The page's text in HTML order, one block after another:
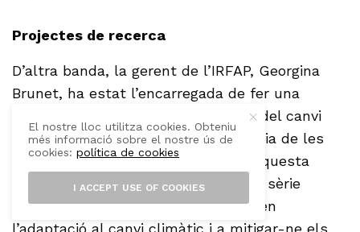
Projectes de recerca
D’altra banda, la gerent de l’IRFAP, Georgina
Brunet, ha estat l’encarregada de fer una
presentació detallada dels efectes del canvi
climàtic en l’agricultura i la ramaderia de les
Illes Balears. En aquest sentit, en aquesta
reunió s’han començat a definir una sèrie
d’estratègies de recerca centrades en
l’adaptació al canvi climàtic i a mitigar-ne els
El nostre lloc utilitza cookies. Obteniu
més informació sobre el nostre ús de
cookies:política de cookies
I ACCEPT USE OF COOKIES